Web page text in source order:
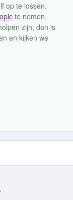
op te lossen.
te nemen.
zijn, dan is
en kijken we